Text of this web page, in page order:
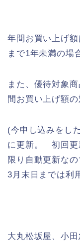
年間お買い上げ
まで1年未満の場
また、優待対象
間お買い上げ額
(今申し込みをし
に更新。 初回更
限り自動更新な
3月末日までは利
大丸松坂屋、小